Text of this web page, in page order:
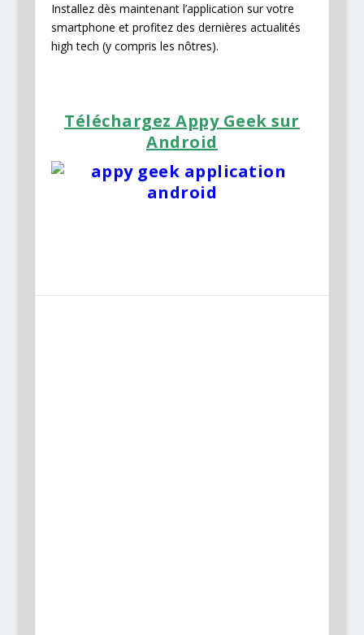
Installez dès maintenant l’application sur votre
smartphone et profitez des dernières actualités
high tech (y compris les nôtres).
Téléchargez Appy Geek sur
Android